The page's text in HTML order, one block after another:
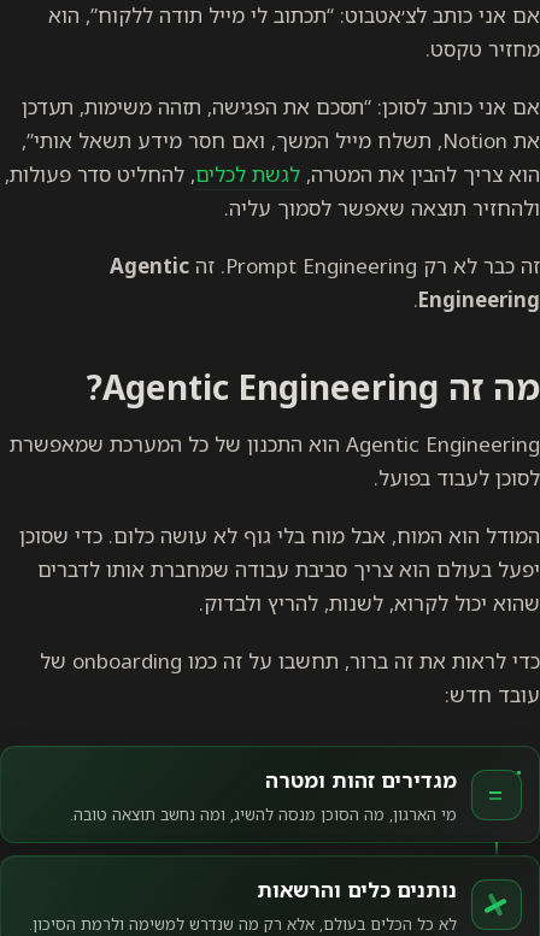
אם אני כותב לצ׳אטבוט: “תכתוב לי מייל תודה ללקוח”, הוא
מחזיר טקסט.
אם אני כותב לסוכן: “תסכם את הפגישה, תזהה משימות, תעדכן
את Notion, תשלח מייל המשך, ואם חסר מידע תשאל אותי”,
הוא צריך להבין את המטרה, לגשת לכלים, להחליט סדר פעולות,
ולהחזיר תוצאה שאפשר לסמוך עליה.
זה כבר לא רק Prompt Engineering. זה
Agentic
Engineering
.
מה זה Agentic Engineering?
Agentic Engineering הוא התכנון של כל המערכת שמאפשרת
לסוכן לעבוד בפועל.
המודל הוא המוח, אבל מוח בלי גוף לא עושה כלום. כדי שסוכן
יפעל בעולם הוא צריך סביבת עבודה שמחברת אותו לדברים
שהוא יכול לקרוא, לשנות, להריץ ולבדוק.
כדי לראות את זה ברור, תחשבו על זה כמו onboarding של
עובד חדש:
מגדירים זהות ומטרה
מי הארגון, מה הסוכן מנסה להשיג, ומה נחשב תוצאה טובה.
נותנים כלים והרשאות
לא כל הכלים בעולם, אלא רק מה שנדרש למשימה ולרמת הסיכון.